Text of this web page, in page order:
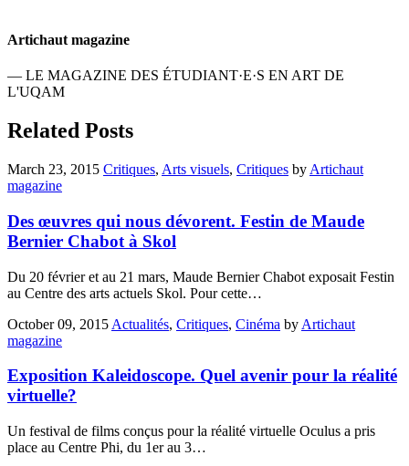
Artichaut magazine
— LE MAGAZINE DES ÉTUDIANT·E·S EN ART DE
L'UQAM
Related Posts
March 23, 2015 Critiques, Arts visuels, Critiques by Artichaut
magazine
Des œuvres qui nous dévorent. Festin de Maude
Bernier Chabot à Skol
Du 20 février et au 21 mars, Maude Bernier Chabot exposait Festin
au Centre des arts actuels Skol. Pour cette…
October 09, 2015 Actualités, Critiques, Cinéma by Artichaut
magazine
Exposition Kaleidoscope. Quel avenir pour la réalité
virtuelle?
Un festival de films conçus pour la réalité virtuelle Oculus a pris
place au Centre Phi, du 1er au 3…